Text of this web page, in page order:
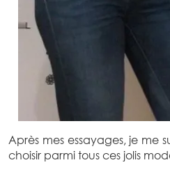
Après mes essayages, je me
choisir parmi tous ces jolis